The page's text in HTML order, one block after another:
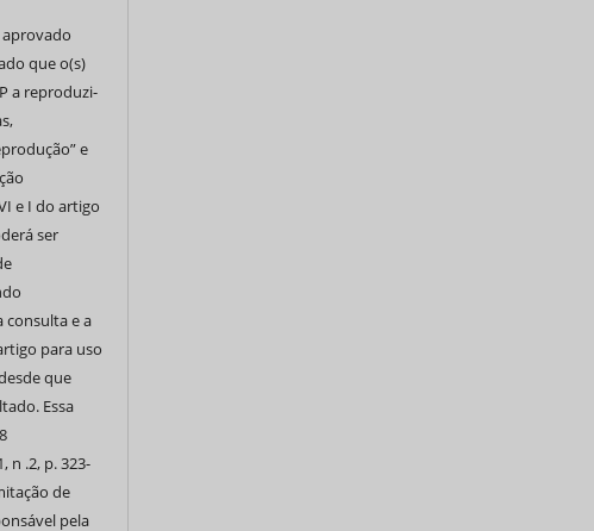
que o(s)
a reproduzi-
e
e I do artigo
ser
consulta e a
para uso
que
Essa
n .2, p. 323-
de
pela